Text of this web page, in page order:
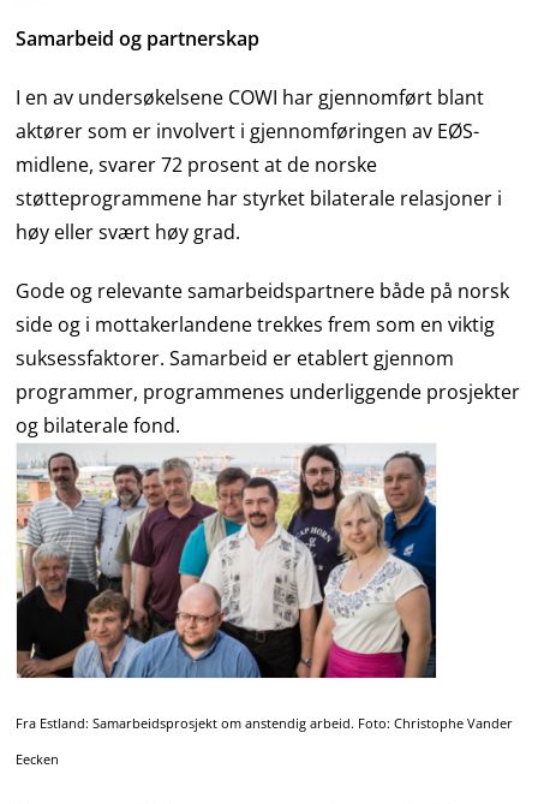
Samarbeid og partnerskap
I en av undersøkelsene COWI har gjennomført blant
aktører som er involvert i gjennomføringen av EØS-
midlene, svarer 72 prosent at de norske
støtteprogrammene har styrket bilaterale relasjoner i
høy eller svært høy grad.
Gode og relevante samarbeidspartnere både på norsk
side og i mottakerlandene trekkes frem som en viktig
suksessfaktorer. Samarbeid er etablert gjennom
programmer, programmenes underliggende prosjekter
og bilaterale fond.
Fra Estland: Samarbeidsprosjekt om anstendig arbeid. Foto: Christophe Vander
Eecken